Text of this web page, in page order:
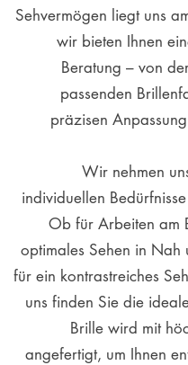
Sehvermögen liegt uns
wir bieten Ihnen
Beratung – von
passenden
präzisen
Wir nehmen
individuellen
Ob für Arbeiten am
optimales Sehen in Nah
für ein kontrastreiches
uns finden Sie die
Brille wird mit
angefertigt, um Ihnen